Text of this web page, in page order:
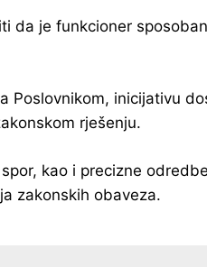
je funkcioner
inicijativu
rješenju.
kao i precizne
zakonskih obaveza.